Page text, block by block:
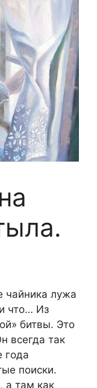
чайника лужа
что… Из
битвы. Это
всегда так
года
поиски.
а там как